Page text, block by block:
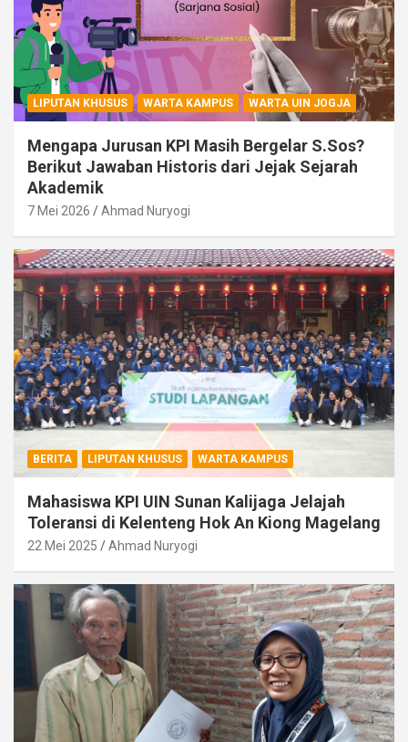
LIPUTAN KHUSUS WARTA KAMPUS WARTA UIN JOGJA
Mengapa Jurusan KPI Masih Bergelar S.Sos?
Berikut Jawaban Historis dari Jejak Sejarah
Akademik
7 Mei 2026 Ahmad Nuryogi
BERITA LIPUTAN KHUSUS WARTA KAMPUS
Mahasiswa KPI UIN Sunan Kalijaga Jelajah
Toleransi di Kelenteng Hok An Kiong Magelang
22 Mei 2025 Ahmad Nuryogi